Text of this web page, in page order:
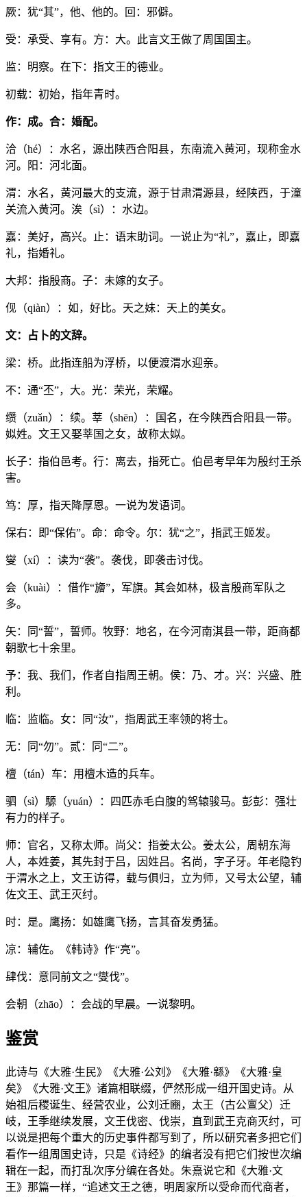
厥：犹“其”，他、他的。回：邪僻。
受：承受、享有。方：大。此言文王做了周国国主。
监：明察。在下：指文王的德业。
初载：初始，指年青时。
作：成。合：婚配。
洽（hé）：水名，源出陕西合阳县，东南流入黄河，现称金水
河。阳：河北面。
渭：水名，黄河最大的支流，源于甘肃渭源县，经陕西，于潼
关流入黄河。涘（sì）：水边。
嘉：美好，高兴。止：语末助词。一说止为“礼”，嘉止，即嘉
礼，指婚礼。
大邦：指殷商。子：未嫁的女子。
伣（qiàn）：如，好比。天之妹：天上的美女。
文：占卜的文辞。
梁：桥。此指连船为浮桥，以便渡渭水迎亲。
不：通“丕”，大。光：荣光，荣耀。
缵（zuǎn）：续。莘（shēn）：国名，在今陕西合阳县一带。
姒姓。文王又娶莘国之女，故称太姒。
长子：指伯邑考。行：离去，指死亡。伯邑考早年为殷纣王杀
害。
笃：厚，指天降厚恩。一说为发语词。
保右：即“保佑”。命：命令。尔：犹“之”，指武王姬发。
燮（xí）：读为“袭”。袭伐，即袭击讨伐。
会（kuài）：借作“旝”，军旗。其会如林，极言殷商军队之
多。
矢：同“誓”，誓师。牧野：地名，在今河南淇县一带，距商都
朝歌七十余里。
予：我、我们，作者自指周王朝。侯：乃、才。兴：兴盛、胜
利。
临：监临。女：同“汝”，指周武王率领的将士。
无：同“勿”。贰：同“二”。
檀（tán）车：用檀木造的兵车。
驷（sì）騵（yuán）：四匹赤毛白腹的驾辕骏马。彭彭：强壮
有力的样子。
师：官名，又称太师。尚父：指姜太公。姜太公，周朝东海
人，本姓姜，其先封于吕，因姓吕。名尚，字子牙。年老隐钓
于渭水之上，文王访得，载与俱归，立为师，又号太公望，辅
佐文王、武王灭纣。
时：是。鹰扬：如雄鹰飞扬，言其奋发勇猛。
凉：辅佐。《韩诗》作“亮”。
肆伐：意同前文之“燮伐”。
会朝（zhāo）：会战的早晨。一说黎明。
鉴赏
此诗与《大雅·生民》《大雅·公刘》《大雅·緜》《大雅·皇
矣》《大雅·文王》诸篇相联缀，俨然形成一组开国史诗。从
始祖后稷诞生、经营农业，公刘迁豳，太王（古公亶父）迁
岐，王季继续发展，文王伐密、伐崇，直到武王克商灭纣，可
以说是把每个重大的历史事件都写到了，所以研究者多把它们
看作一组周国史诗，只是《诗经》的编者没有把它们按世次编
辑在一起，而打乱次序分编在各处。朱熹说它和《大雅·文
王》那篇一样，“追述文王之德，明周家所以受命而代商者，